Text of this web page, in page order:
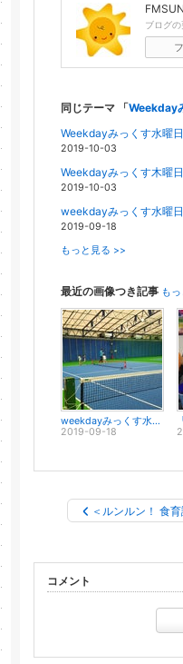
ブログ
同じテーマ 「Weekday
Weekdayみっくす水曜
2019-10-03
Weekdayみっくす木曜
2019-10-03
weekdayみっくす水曜
2019-09-18
もっと見る >>
最近の画像つき記事 も
weekdayみっくす水曜日190918OA
2019-09-18
＜ルンルン！ 食
コメント